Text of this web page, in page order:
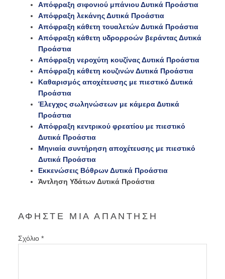
Απόφραξη σιφονιού μπάνιου Δυτικά Προάστια
Απόφραξη λεκάνης Δυτικά Προάστια
Απόφραξη κάθετη τουαλετών Δυτικά Προάστια
Απόφραξη κάθετη υδρορροών βεράντας Δυτικά
Προάστια
Απόφραξη νεροχύτη κουζίνας Δυτικά Προάστια
Απόφραξη κάθετη κουζινών Δυτικά Προάστια
Καθαρισμός αποχέτευσης με πιεστικό Δυτικά
Προάστια
Έλεγχος σωληνώσεων με κάμερα Δυτικά
Προάστια
Απόφραξη κεντρικού φρεατίου με πιεστικό
Δυτικά Προάστια
Μηνιαία συντήρηση αποχέτευσης με πιεστικό
Δυτικά Προάστια
Εκκενώσεις Βόθρων Δυτικά Προάστια
Άντληση Υδάτων Δυτικά Προάστια
ΑΦΉΣΤΕ ΜΙΑ ΑΠΆΝΤΗΣΗ
Σχόλιο *